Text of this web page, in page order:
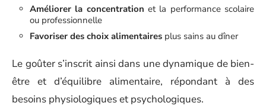
Améliorer la concentration et la performance scolaire
ou professionnelle
Favoriser des choix alimentaires plus sains au dîner
Le goûter s’inscrit ainsi dans une dynamique de bien-
être et d’équilibre alimentaire, répondant à des
besoins physiologiques et psychologiques.